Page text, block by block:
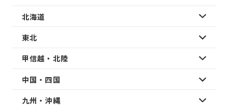
北海道
東北
甲信越・北陸
中国・四国
九州・沖縄